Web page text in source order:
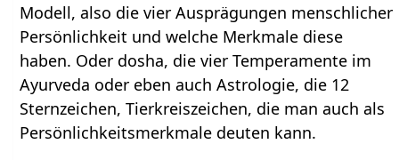
Modell, also die vier Ausprägungen menschlicher
Persönlichkeit und welche Merkmale diese
haben. Oder dosha, die vier Temperamente im
Ayurveda oder eben auch Astrologie, die 12
Sternzeichen, Tierkreiszeichen, die man auch als
Persönlichkeitsmerkmale deuten kann.